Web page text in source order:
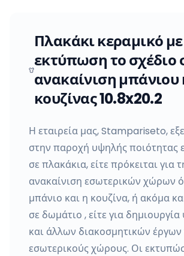
Πλακάκι κεραμικό με
εκτύπωση το σχέδιο
ανακαίνιση μπάνιου
κουζίνας 10.8x20.2
Η εταιρεία μας, Stampariseto,
στην παροχή υψηλής ποιότητας
σε πλακάκια, είτε πρόκειται για
ανακαίνιση εσωτερικών χώρων
μπάνιο και η κουζίνα, ή ακόμα
σε δωμάτιο , είτε για
και άλλων διακοσμητικών έργων
εσωτερικούς χώρους. Οι